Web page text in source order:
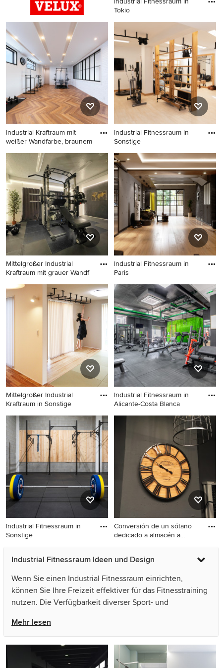
Tokio
Industrial Fitnessraum in
Tokio
Industrial Kraftraum mit
weißer Wandfarbe, braunem
Industrial Kraftraum mit
weißer Wandfarbe, braunem
Holzboden und braunem
Boden
Industrial Fitnessraum in
Sonstige
Industrial Fitnessraum in
Sonstige
Mittelgroßer Industrial
Kraftraum mit grauer Wandf
Mittelgroßer Industrial
Kraftraum mit grauer
Wandfarbe und schwarzem
Industrial Fitnessraum in
Paris
Industrial Fitnessraum in
Paris
Mittelgroßer Industrial
Kraftraum in Sonstige
Mittelgroßer Industrial
Kraftraum in Sonstige
Industrial Fitnessraum in
Alicante-Costa Blanca
Industrial Fitnessraum in
Alicante-Costa Blanca
Industrial Fitnessraum in
Sonstige
Industrial Fitnessraum in
Sonstige
Conversión de un sótano
dedicado a almacén a
Multifunktionaler, Kleiner
Industrial Fitnessraum mit
grauem Boden in Barcelona
Industrial Fitnessraum Ideen und Design
Wenn Sie einen Industrial Fitnessraum einrichten,
können Sie Ihre Freizeit effektiver für das Fitnesstraining
nutzen. Die Verfügbarkeit diverser Sport- und
das Training und trägt zur Verbesserung von Fitness und
Gesundheit bei. Während beim Besuch in einem
Fitnessstudio Öffnungszeiten und ein langer
Anfahrtsweg die Motivation für den Work-Out bremsen,
Mehr lesen